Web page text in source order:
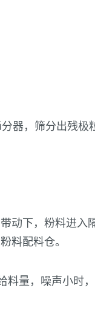
器，筛分出残
下，粉料进
料配料仓。
量，噪声小时，